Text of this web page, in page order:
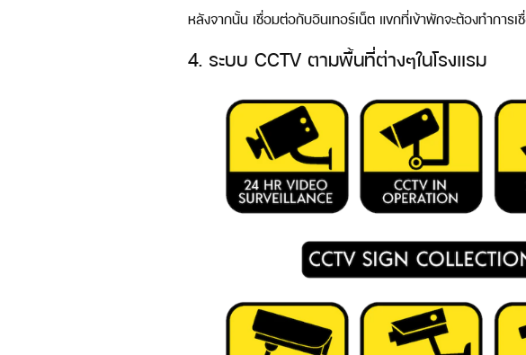
หลังจากนั้น เชื่อมต่อกับอินเทอร์เน็ต แขกที่เข้าพักจะต้องทำการ
4. ระบบ CCTV ตามพื้นที่ต่างๆในโรงแรม